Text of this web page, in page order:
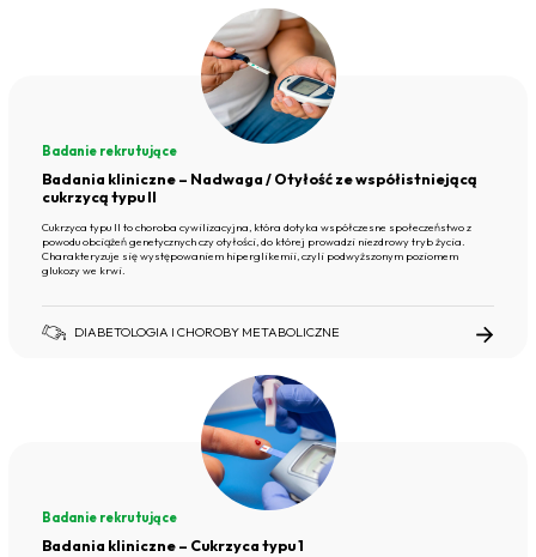
Badanie rekrutujące
Badania kliniczne – Nadwaga / Otyłość ze współistniejącą
cukrzycą typu II
Cukrzyca typu II to choroba cywilizacyjna, która dotyka współczesne społeczeństwo z
powodu obciążeń genetycznych czy otyłości, do której prowadzi niezdrowy tryb życia.
Charakteryzuje się występowaniem hiperglikemii, czyli podwyższonym poziomem
glukozy we krwi.
DIABETOLOGIA I CHOROBY METABOLICZNE
Badanie rekrutujące
Badania kliniczne – Cukrzyca typu 1